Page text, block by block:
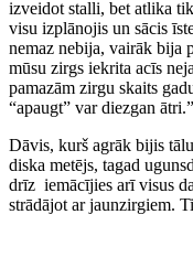
izveidot stalli, bet atlika
visu izplānojis un sācis
nemaz nebija, vairāk bija
mūsu zirgs iekrita acīs
pamazām zirgu skaits
“apaugt” var diezgan ātri.”
Dāvis, kurš agrāk bijis
diska metējs, tagad
drīz iemācījies arī visus
strādājot ar jaunzirgiem.